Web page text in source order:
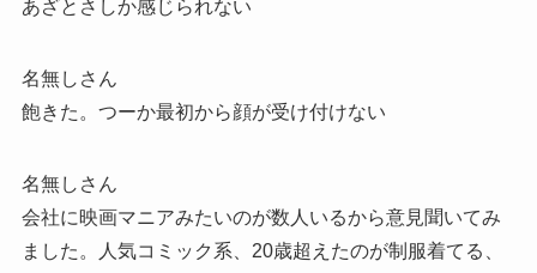
あざとさしか感じられない
名無しさん
飽きた。つーか最初から顔が受け付けない
名無しさん
会社に映画マニアみたいのが数人いるから意見聞いてみ
ました。人気コミック系、20歳超えたのが制服着てる、